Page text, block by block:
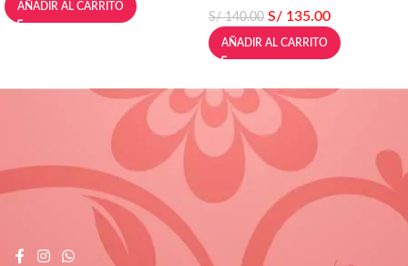
AÑADIR AL CARRITO
S/140.00 S/ 135.00
AÑADIR AL CARRITO